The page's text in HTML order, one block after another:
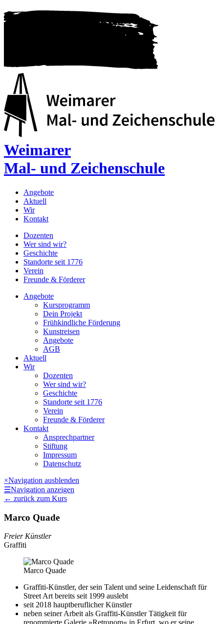
Weimarer
Mal- und Zeichenschule
Angebote
Aktuell
Wir
Kontakt
Dozenten
Wer sind wir?
Geschichte
Standorte seit 1776
Verein
Freunde & Förderer
Angebote
Kursprogramm
Dein Projekt
Frühkindliche Förderung
Kunstreisen
Angebote
AGB
Aktuell
Wir
Dozenten
Wer sind wir?
Geschichte
Standorte seit 1776
Verein
Freunde & Förderer
Kontakt
Ansprechpartner
Stiftung
Impressum
Datenschutz
×Navigation ausblenden
☰Navigation anzeigen
← zurück zum Kurs
Marco Quade
Freier Künstler
Graffiti
Marco Quade
Graffiti-Künstler, der sein Talent und seine Leidenschaft für
Street Art bereits seit 1999 auslebt
seit 2018 hauptberuflicher Künstler
neben seiner Arbeit als Graffiti-Künstler Tätigkeit für